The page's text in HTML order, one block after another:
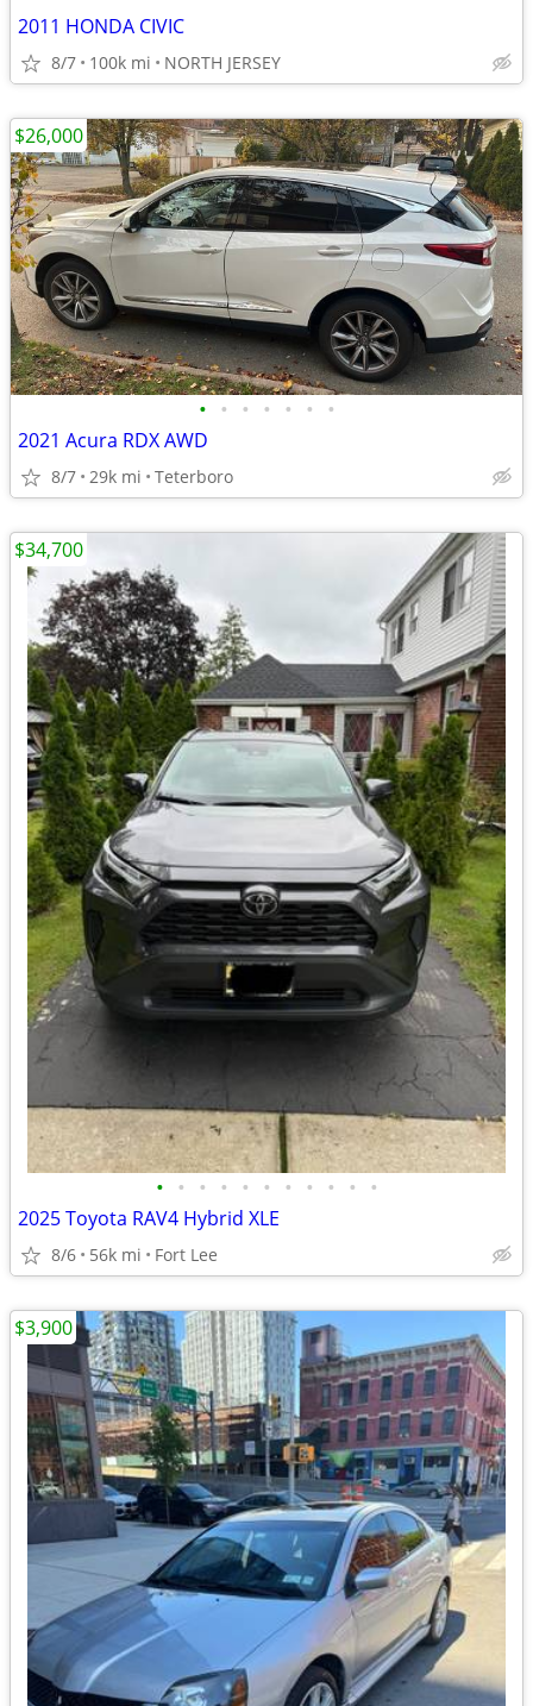
2011 HONDA CIVIC
8/7 100k mi NORTH JERSEY
• • • • • • •
2021 Acura RDX AWD
8/7 29k mi Teterboro
$26,000
• • • • • • • • • • •
2025 Toyota RAV4 Hybrid XLE
8/6 56k mi Fort Lee
$34,700
$3,900